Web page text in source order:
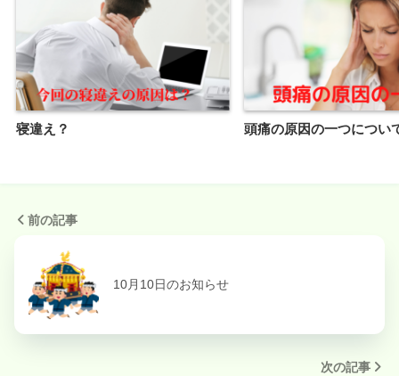
寝違え？ 頭痛の原因の一つについ
前の記事
10月10日のお知らせ
次の記事